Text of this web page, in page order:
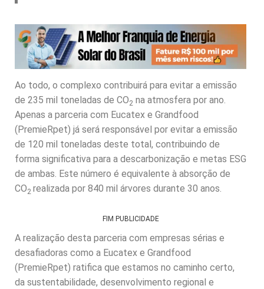
Ao todo, o complexo contribuirá para evitar a emissão
de 235 mil toneladas de CO2 na atmosfera por ano.
Apenas a parceria com Eucatex e Grandfood
(PremieRpet) já será responsável por evitar a emissão
de 120 mil toneladas deste total, contribuindo de
forma significativa para a descarbonização e metas ESG
de ambas. Este número é equivalente à absorção de
CO2 realizada por 840 mil árvores durante 30 anos.
FIM PUBLICIDADE
A realização desta parceria com empresas sérias e
desafiadoras como a Eucatex e Grandfood
(PremieRpet) ratifica que estamos no caminho certo,
da sustentabilidade, desenvolvimento regional e